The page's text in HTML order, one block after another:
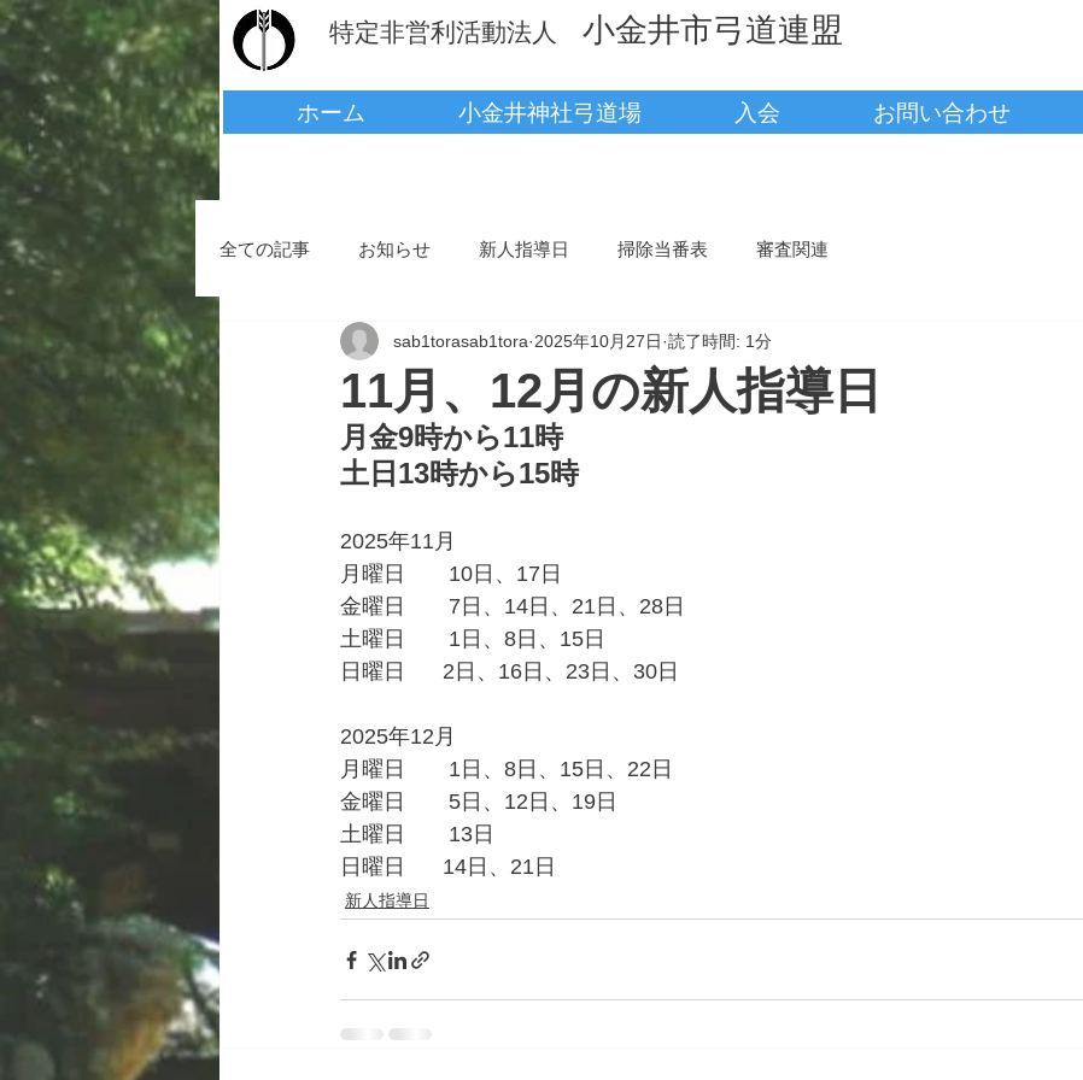
​​特定非営利活動法人 小金井市弓道連盟
ホーム 小金井神社弓道場 入会 お問い合わせ
全ての記事 お知らせ 新人指導日 掃除当番表 審査関連
11月、12月の新人指導日
sab1torasab1tora 2025年10月27日 読了時間: 1分
月金9時から11時
土日13時から15時
2025年11月
月曜日　　10日、17日
金曜日　　7日、14日、21日、28日
土曜日　　1日、8日、15日
日曜日	 2日、16日、23日、30日
2025年12月
月曜日　　1日、8日、15日、22日
金曜日　　5日、12日、19日
土曜日　　13日
日曜日	 14日、21日
新人指導日